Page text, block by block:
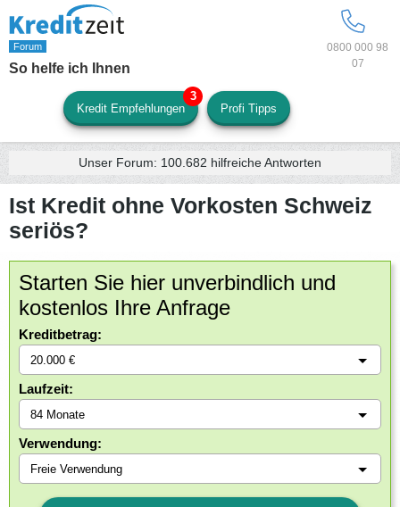
0800 000 98
07
So helfe ich Ihnen
Kredit Empfehlungen Profi Tipps
Unser Forum: 100.682 hilfreiche Antworten
Ist Kredit ohne Vorkosten Schweiz
seriös?
Starten Sie hier unverbindlich und
kostenlos Ihre Anfrage
Kreditbetrag:
Laufzeit:
Verwendung: